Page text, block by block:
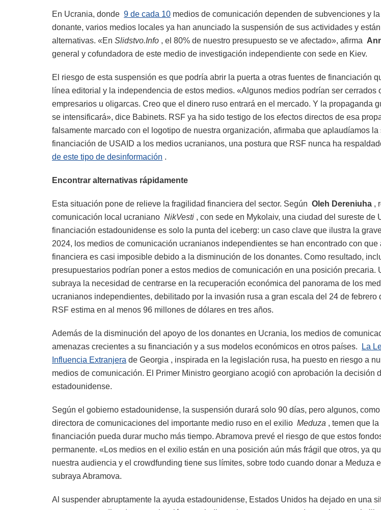
En Ucrania, donde 9 de cada 10 medios de comunicación dependen de subvenciones y
donante, varios medios locales ya han anunciado la suspensión de sus actividades y
alternativas. «En Slidstvo.Info , el 80% de nuestro presupuesto se ve afectado», afirma
general y cofundadora de este medio de investigación independiente con sede en Kiev.
El riesgo de esta suspensión es que podría abrir la puerta a otras fuentes de financiación
línea editorial y la independencia de estos medios. «Algunos medios podrían ser cerrados
empresarios u oligarcas. Creo que el dinero ruso entrará en el mercado. Y la propaganda
se intensificará», dice Babinets. RSF ya ha sido testigo de los efectos directos de esa
falsamente marcado con el logotipo de nuestra organización, afirmaba que aplaudíamos
financiación de USAID a los medios ucranianos, una postura que RSF nunca ha
de este tipo de desinformación .
Encontrar alternativas rápidamente
Esta situación pone de relieve la fragilidad financiera del sector. Según Oleh Dereniuha ,
comunicación local ucraniano NikVesti , con sede en Mykolaiv, una ciudad del sureste de
financiación estadounidense es solo la punta del iceberg: un caso clave que ilustra la
2024, los medios de comunicación ucranianos independientes se han encontrado con
financiera es casi imposible debido a la disminución de los donantes. Como resultado,
presupuestarios podrían poner a estos medios de comunicación en una posición precaria.
subraya la necesidad de centrarse en la recuperación económica del panorama de los
ucranianos independientes, debilitado por la invasión rusa a gran escala del 24 de febrero
RSF estima en al menos 96 millones de dólares en tres años.
Además de la disminución del apoyo de los donantes en Ucrania, los medios de
amenazas crecientes a su financiación y a sus modelos económicos en otros países.
La
Influencia Extranjera de Georgia , inspirada en la legislación rusa, ha puesto en riesgo a
medios de comunicación. El Primer Ministro georgiano acogió con aprobación la decisión
estadounidense.
Según el gobierno estadounidense, la suspensión durará solo 90 días, pero algunos, como
directora de comunicaciones del importante medio ruso en el exilio Meduza , temen que
financiación pueda durar mucho más tiempo. Abramova prevé el riesgo de que estos
permanente. «Los medios en el exilio están en una posición aún más frágil que otros, ya
nuestra audiencia y el crowdfunding tiene sus límites, sobre todo cuando donar a Meduza
subraya Abramova.
Al suspender abruptamente la ayuda estadounidense, Estados Unidos ha dejado en una